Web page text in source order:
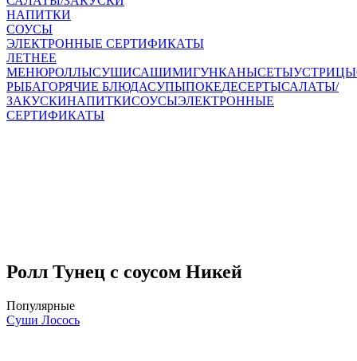
НАПИТКИ
СОУСЫ
ЭЛЕКТРОННЫЕ СЕРТИФИКАТЫ
ЛЕТНЕЕ
МЕНЮРОЛЛЫСУШИСАШИМИГУНКАНЫСЕТЫУСТРИЦЫ
РЫБАГОРЯЧИЕ БЛЮДАСУПЫПОКЕДЕСЕРТЫСАЛАТЫ/
ЗАКУСКИНАПИТКИСОУСЫЭЛЕКТРОННЫЕ
СЕРТИФИКАТЫ
Ролл Тунец с соусом Никей
Популярные
Суши Лосось